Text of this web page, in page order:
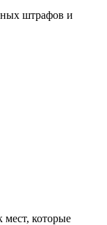
штрафов и
которые